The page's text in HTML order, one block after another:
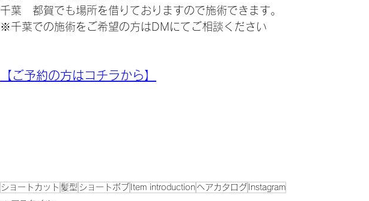
千葉　都賀でも場所を借りておりますので施術できます。
※千葉での施術をご希望の方はDMにてご相談ください
【ご予約の方はコチラから】
ショートカット 髪型 ショートボブ Item introduction ヘアカタログ Instagram